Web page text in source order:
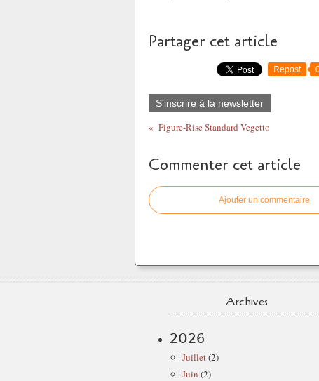
Partager cet article
Repost
S'inscrire à la newsletter
Figure-Rise Standard Vegetto
Commenter cet article
Ajouter un commentaire
Archives
2026
Juillet(2)
Juin (2)